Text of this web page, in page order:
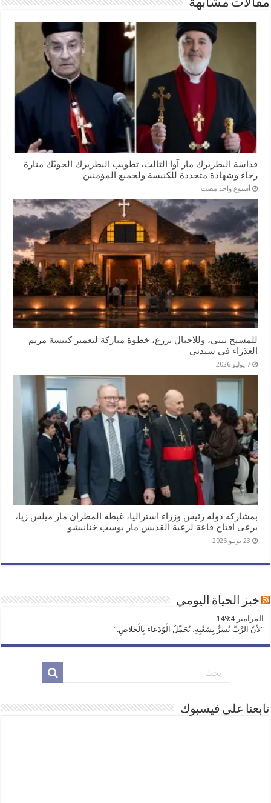
مقالات مشابهة
قداسة البطريرك مار آوا الثالث، تطويب البطريرك الحويّك منارة
رجاء وشهادة متجددة للكنيسة ولجميع المؤمنين
‏أسبوع واحد مضت
للمسيح نبني، وللاجيال نزرع، خطوة مباركة لتعمير كنيسة مريم
العذراء في سيدني
7 يوليو 2026
بمشاركة دولة رئيس وزراء استراليا، غبطة المطران مار ميلس زيا،
يرعى افتاح قاعة لرعية القديس مار يوسب خنانيشو
23 يونيو 2026
خبز الحياة اليومي
ﺍﻟﻤﺰﺍﻣﻴﺮ 149:4
“لأَنَّ الرَّبَّ يُسَرُّ بِشَعْبِهِ، يُجَمِّلُ الْوُدَعَاءَ بِالْخَلاصِ.”
تابعنا على فيسبوك